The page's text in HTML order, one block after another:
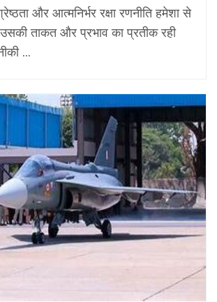
और आत्मनिर्भर रक्षा रणनीति हमेशा से
ताकत और प्रभाव का प्रतीक रही
...